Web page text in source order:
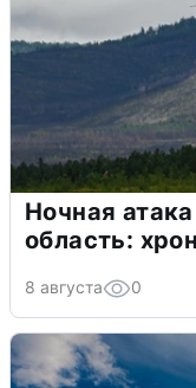
Ночная
область:
8 августа 0